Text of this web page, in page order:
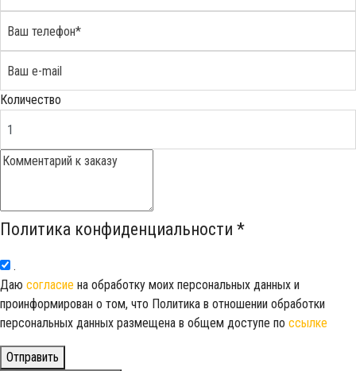
Количество
Политика конфиденциальности *
.
Даю согласие на обработку моих персональных данных и
проинформирован о том, что Политика в отношении обработки
персональных данных размещена в общем доступе по ссылке
Отправить